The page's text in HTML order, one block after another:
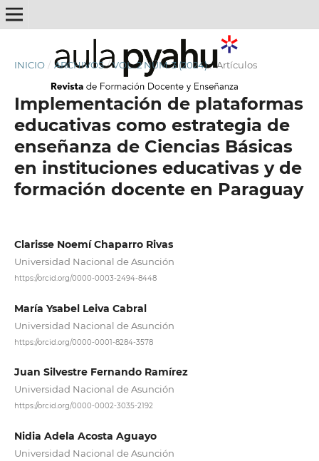
INICIO / ARCHIVOS / VOL. 2 NÚM. 3 (2024) / Artículos
Implementación de plataformas
educativas como estrategia de
enseñanza de Ciencias Básicas
en instituciones educativas y de
formación docente en Paraguay
Clarisse Noemí Chaparro Rivas
Universidad Nacional de Asunción
https://orcid.org/0000-0003-2494-8448
María Ysabel Leiva Cabral
Universidad Nacional de Asunción
https://orcid.org/0000-0001-8284-3578
Juan Silvestre Fernando Ramírez
Universidad Nacional de Asunción
https://orcid.org/0000-0002-3035-2192
Nidia Adela Acosta Aguayo
Universidad Nacional de Asunción